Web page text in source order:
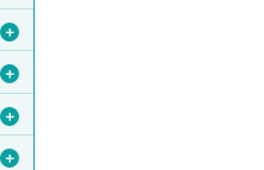
＋
＋
＋
＋